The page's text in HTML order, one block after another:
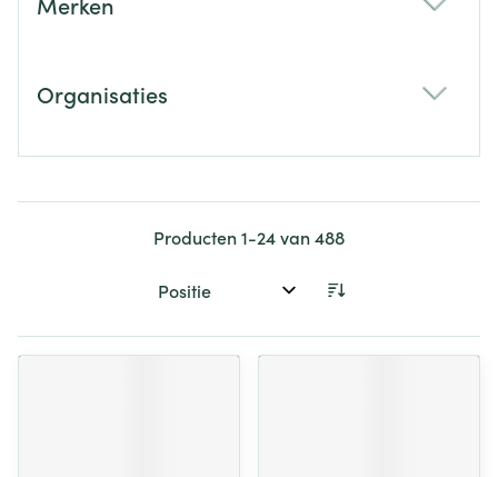
Organisaties
Producten1-24van488
Sorteer op: